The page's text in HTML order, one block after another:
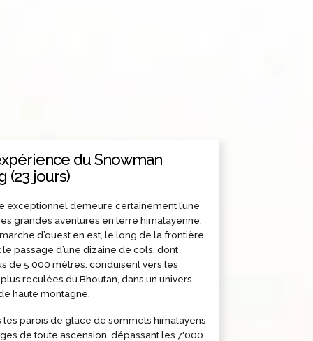
du Snowman
(23 jours)
exceptionnel demeure certainement l’une
grandes aventures en terre himalayenne.
d’ouest en est, le long de la frontière
passage d’une dizaine de cols, dont
de 5 000 mètres, conduisent vers les
reculées du Bhoutan, dans un univers
haute montagne.
les parois de glace de sommets himalayens
de toute ascension, dépassant les 7'000